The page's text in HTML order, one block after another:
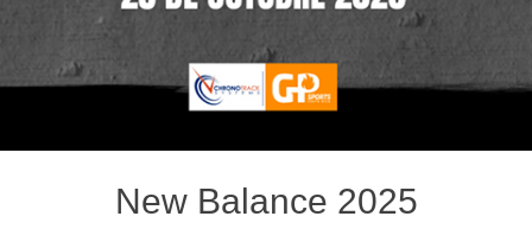
New Balance 2025